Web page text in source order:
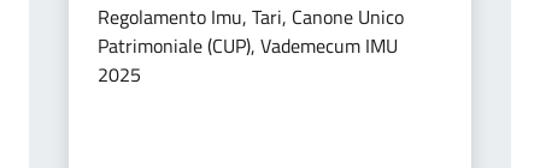
Regolamento Imu, Tari, Canone Unico
Patrimoniale (CUP), Vademecum IMU
2025